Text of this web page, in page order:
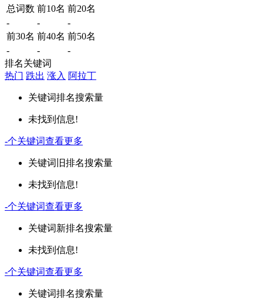
总词数 前10名 前20名
-
-
-
前30名 前40名 前50名
-
-
-
排名关键词
热门 跌出 涨入 阿拉丁
关键词排名搜索量
未找到信息!
-个关键词查看更多
关键词 旧排名搜索量
未找到信息!
-个关键词查看更多
关键词新排名搜索量
未找到信息!
-个关键词查看更多
关键词排名搜索量